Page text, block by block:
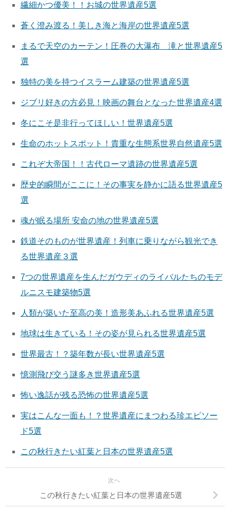
繊細かつ優美！！お城の世界遺産5選
蒼く澄み渡る！美しき海と海岸の世界遺産5選
まるで天空のカーテン！圧巻の大瀑布 滝と世界遺産5
選
独特の美を持つイスラーム建築の世界遺産5選
ジブリ好きの方必見！映画の舞台となった世界遺産4選
冬にこそ是非行ってほしい！世界遺産5選
生命のホットスポット！貴重な生態系世界自然遺産5選
これぞ大帝国！！古代ローマ遺跡の世界遺産5選
歴史的瞬間がここに！その事実を静かに語る世界遺産5
選
魂が眠る場所 安命の地の世界遺産5選
鉄道そのものが世界遺産！列車に乗りながら観光でき
る世界遺産３選
7つの世界遺産を生んだガウディのライバルたちのモデ
ルニスモ建築物5選
人類が築いた至高の美！造形美あふれる世界遺産5選
地球は生きている！その姿が見られる世界遺産5選
世界最古！？築年数が長い世界遺産5選
憶測飛び交う謎多き世界遺産5選
怖い逸話が残る恐怖の世界遺産5選
実はこんな一面も！？世界遺産にまつわる珍エピソー
ド5選
この秋行きたい紅葉と日本の世界遺産5選
次へ
この秋行きたい紅葉と日本の世界遺産5選